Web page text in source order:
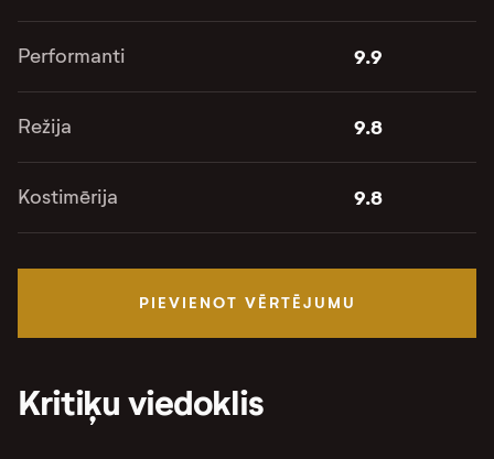
Performanti 9.9
Režija 9.8
Kostimērija 9.8
PIEVIENOT VĒRTĒJUMU
Kritiķu viedoklis